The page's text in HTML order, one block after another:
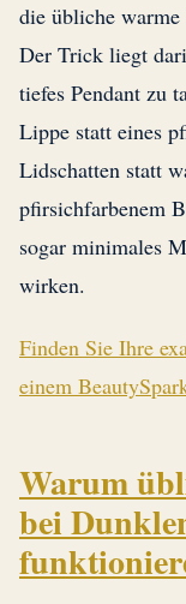
die übliche warme
Der Trick liegt
tiefes Pendant zu
Lippe statt eines
Lidschatten statt
pfirsichfarbenem
sogar minimales
wirken.
Finden Sie Ihre
einem
Warum
bei